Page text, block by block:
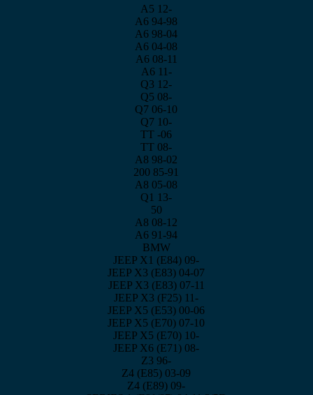
A5 12-
A6 94-98
A6 98-04
A6 04-08
A6 08-11
A6 11-
Q3 12-
Q5 08-
Q7 06-10
Q7 10-
TT -06
TT 08-
A8 98-02
200 85-91
Α8 05-08
Q1 13-
50
Α8 08-12
Α6 91-94
BMW
JEEP X1 (E84) 09-
JEEP X3 (E83) 04-07
JEEP X3 (E83) 07-11
JEEP X3 (F25) 11-
JEEP X5 (E53) 00-06
JEEP X5 (E70) 07-10
JEEP X5 (E70) 10-
JEEP X6 (E71) 08-
Z3 96-
Z4 (E85) 03-09
Z4 (E89) 09-